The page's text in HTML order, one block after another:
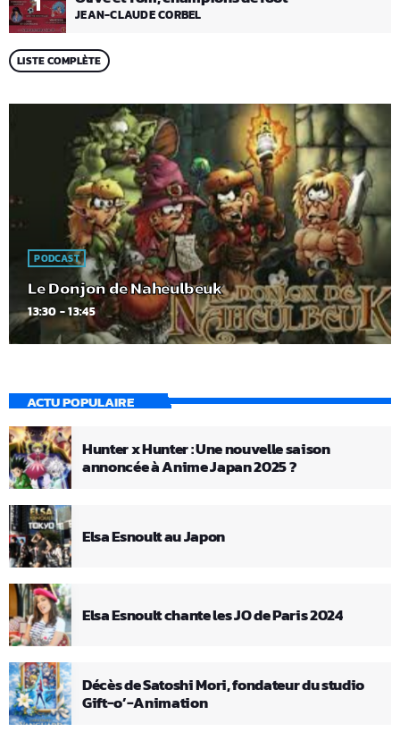
JEAN-CLAUDE CORBEL
LISTE COMPLÈTE
PODCAST
Le Donjon de Naheulbeuk
13:30 - 13:45
ACTU POPULAIRE
Hunter x Hunter : Une nouvelle saison
annoncée à Anime Japan 2025 ?
Elsa Esnoult au Japon
Elsa Esnoult chante les JO de Paris 2024
Décès de Satoshi Mori, fondateur du studio
Gift-o’-Animation